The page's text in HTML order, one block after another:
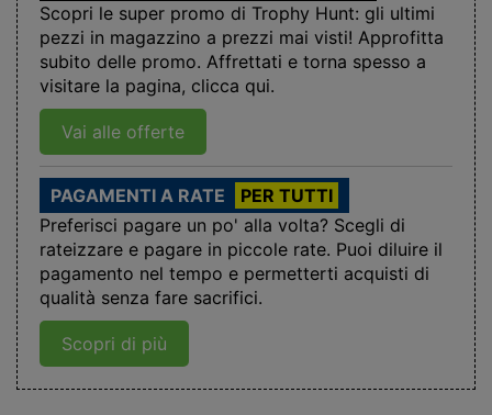
Scopri le super promo di Trophy Hunt: gli ultimi
pezzi in magazzino a prezzi mai visti! Approfitta
subito delle promo. Affrettati e torna spesso a
visitare la pagina, clicca qui.
Vai alle offerte
PAGAMENTI A RATE
PER TUTTI
Preferisci pagare un po' alla volta? Scegli di
rateizzare e pagare in piccole rate. Puoi diluire il
pagamento nel tempo e permetterti acquisti di
qualità senza fare sacrifici.
Scopri di più